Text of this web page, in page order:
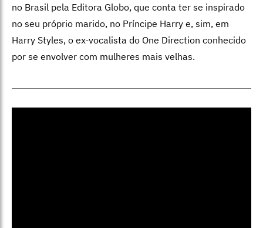
no Brasil pela Editora Globo, que conta ter se inspirado
no seu próprio marido, no Príncipe Harry e, sim, em
Harry Styles, o ex-vocalista do One Direction conhecido
por se envolver com mulheres mais velhas.